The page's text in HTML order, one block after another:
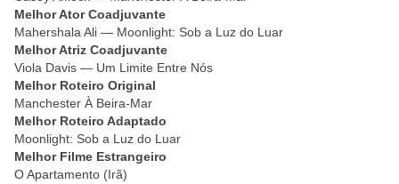
Melhor Ator Coadjuvante
Mahershala Ali — Moonlight: Sob a Luz do Luar
Melhor Atriz Coadjuvante
Viola Davis — Um Limite Entre Nós
Melhor Roteiro Original
Manchester À Beira-Mar
Melhor Roteiro Adaptado
Moonlight: Sob a Luz do Luar
Melhor Filme Estrangeiro
O Apartamento (Irã)